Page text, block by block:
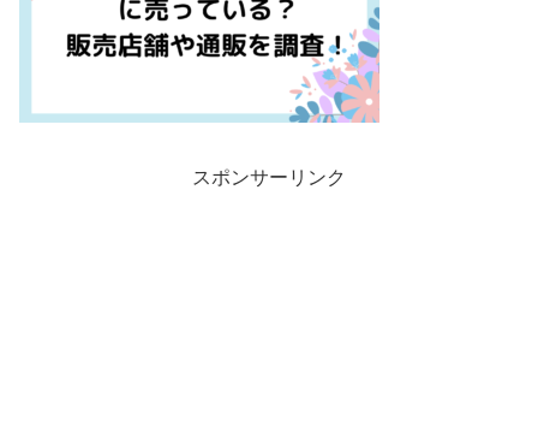
スポンサーリンク